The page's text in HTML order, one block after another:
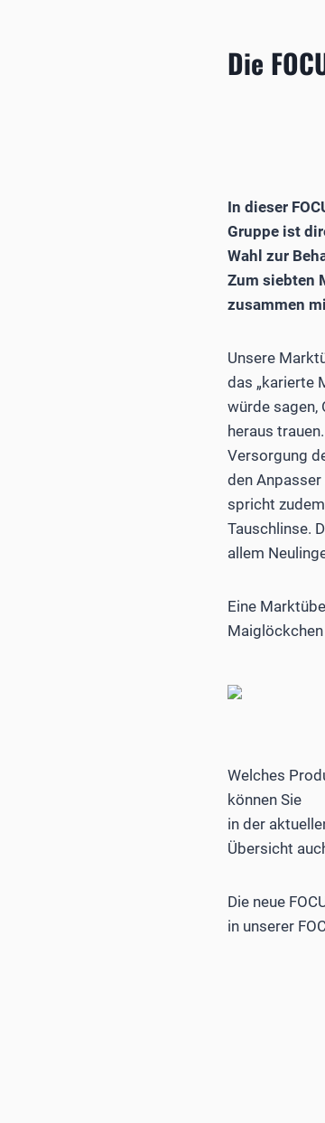
Die
In dieser
Gruppe ist
Wahl zur
Zum siebten
zusammen
Unsere
das „karierte
würde sagen,
heraus
Versorgung
den
spricht
Tauschlinse.
allem
Eine
Maiglöckchen
Welches
können Sie
in der
Übersicht
Die neue
in unserer